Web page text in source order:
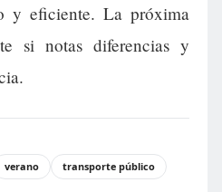
y eficiente. La próxima
si notas diferencias y
verano
transporte público